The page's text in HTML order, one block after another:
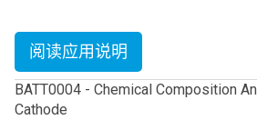
阅读应用说明
BATT0004 - Chemical Composition
Cathode